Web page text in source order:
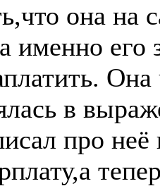
она на
именно
в
про